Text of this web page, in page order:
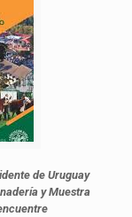
de Uruguay
y Muestra